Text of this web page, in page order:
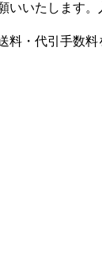
いたします
・代引手数